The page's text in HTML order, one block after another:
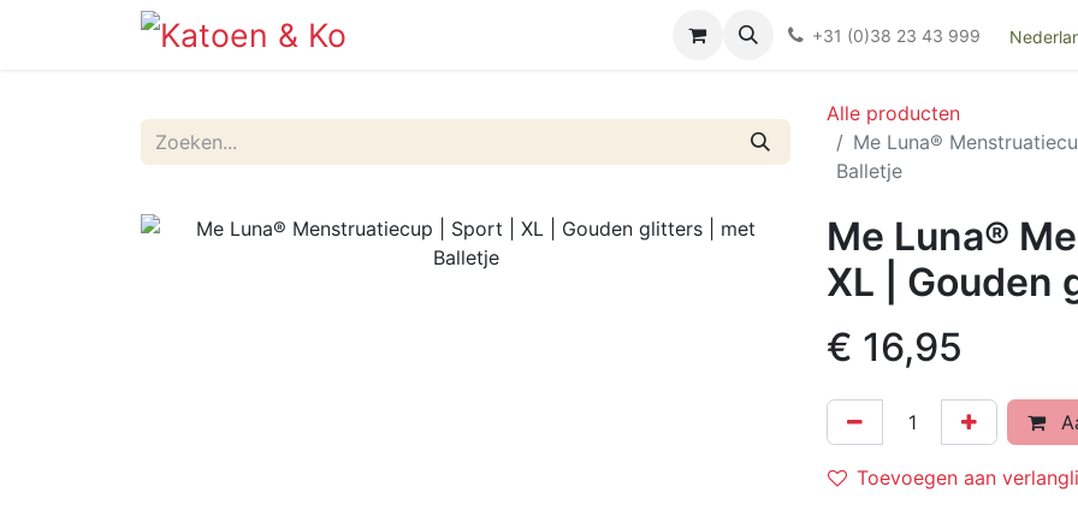
Kieswijzer nacht- en kraamverband
+31 (0)38 23 43 999
Alle producten
Me Luna®
Balletje
Me Luna®
XL | Gouden
€ 16,95
Toevoegen aan